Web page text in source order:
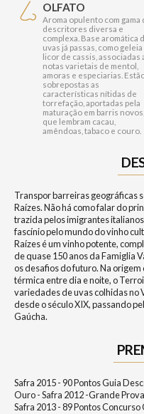
OLFATO
Aroma opulento com gama
descritores diversa e
complexa. Base aromática
uvas já passas, como geleia
licor de cassis, associadas
notas varietais de mentol,
amoras e especiarias.
sobrepostas as
características nítidas de
torrefação, aportadas pela
maturação em barris novos,
que lembram cacau,
amêndoas, tabaco e couro.
Transpor barreiras geográficas
Raízes. Não há como falar do
trazida pelos imigrantes
fascínio pelo mundo do vinho
Raízes é um vinho potente,
de quase 150 anos da Famiglia
os desafios do futuro. Na
térmica entre dia e noite, o
variedades de uvas colhidas no
desde o século XIX, passando
Gaúcha.
Safra 2015 - 90 Pontos Guia
Ouro - Safra 2012 -Grande
Safra 2013 - 89 Pontos